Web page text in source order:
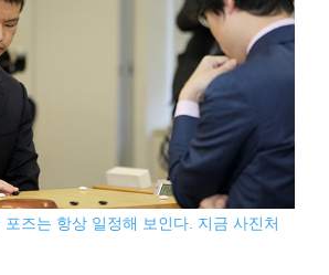
즈는 항상 일정해 보인다. 지금 사진처